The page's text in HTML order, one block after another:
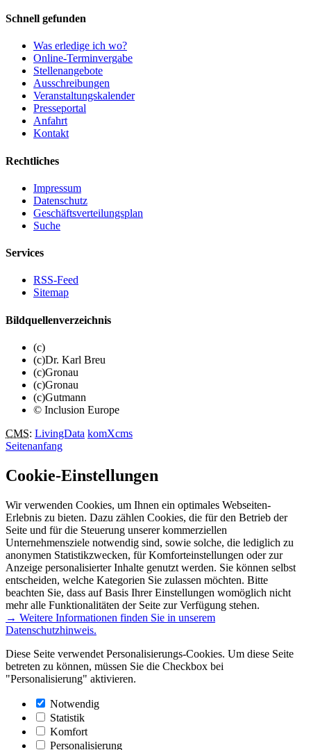
Schnell gefunden
Was erledige ich wo?
Online-Terminvergabe
Stellenangebote
Ausschreibungen
Veranstaltungskalender
Presseportal
Anfahrt
Kontakt
Rechtliches
Impressum
Datenschutz
Geschäftsverteilungsplan
Suche
Services
RSS-Feed
Sitemap
Bildquellenverzeichnis
(c)
(c)Dr. Karl Breu
(c)Gronau
(c)Gronau
(c)Gutmann
© Inclusion Europe
CMS: LivingData komXcms
Seitenanfang
Cookie-Einstellungen
Wir verwenden Cookies, um Ihnen ein optimales Webseiten-
Erlebnis zu bieten. Dazu zählen Cookies, die für den Betrieb der
Seite und für die Steuerung unserer kommerziellen
Unternehmensziele notwendig sind, sowie solche, die lediglich zu
anonymen Statistikzwecken, für Komforteinstellungen oder zur
Anzeige personalisierter Inhalte genutzt werden. Sie können selbst
entscheiden, welche Kategorien Sie zulassen möchten. Bitte
beachten Sie, dass auf Basis Ihrer Einstellungen womöglich nicht
mehr alle Funktionalitäten der Seite zur Verfügung stehen.
→ Weitere Informationen finden Sie in unserem
Datenschutzhinweis.
Diese Seite verwendet Personalisierungs-Cookies. Um diese Seite
betreten zu können, müssen Sie die Checkbox bei
"Personalisierung" aktivieren.
Notwendig
Statistik
Komfort
Personalisierung